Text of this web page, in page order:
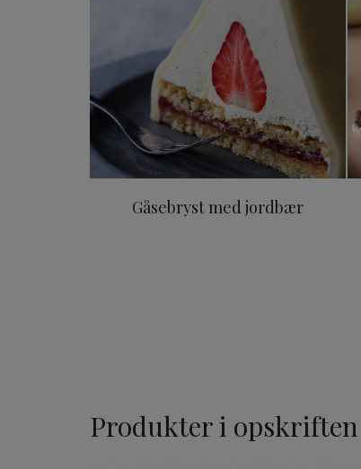
Gåsebryst med jordbær
Produkter i opskriften